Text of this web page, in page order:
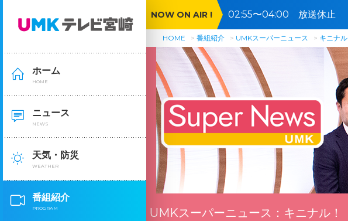
ホーム
HOME
ニュース
NEWS
天気・防災
WEATHER
番組紹介
PROGRAM
NOW ON AIR ! 02:55〜04:00 放送休止
HOME 番組紹介 UMKスーパーニュース キニナル
UMKスーパーニュース： キニナル！